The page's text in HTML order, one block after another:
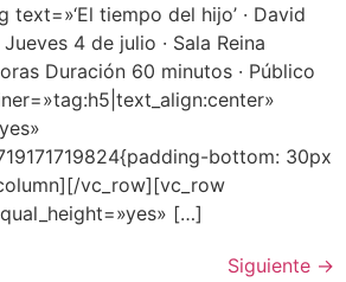
text=»‘El tiempo del hijo’ · David
4 de julio · Sala Reina
Duración 60 minutos · Público
bottom: 30px
vc_row][vc_row
[…]
Siguiente →